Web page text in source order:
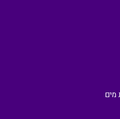
מים